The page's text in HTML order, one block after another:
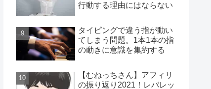
行動する理由にはならない
タイピングで違う指が動い
てしまう問題。1本1本の指
の動きに意識を集約する
【むねっちさん】アフィリ
の振り返り2021！レバレッ